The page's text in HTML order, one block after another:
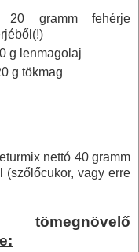
20 grammfehérje
g lenmagolaj
g tökmag
nettó 40 gramm
(szőlőcukor, vagy erre
tömegnövelő